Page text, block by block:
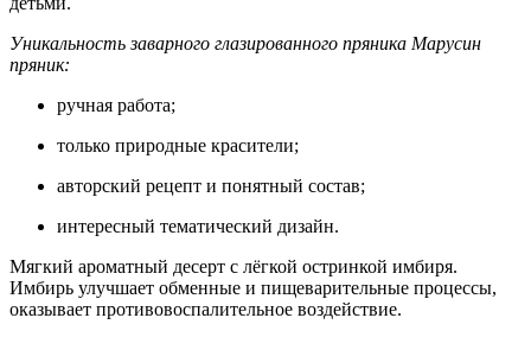
Уникальность заварного глазированного пряника Марусин
пряник:
ручная работа;
только природные красители;
авторский рецепт и понятный состав;
интересный тематический дизайн.
Мягкий ароматный десерт с лёгкой остринкой имбиря.
Имбирь улучшает обменные и пищеварительные процессы,
оказывает противовоспалительное воздействие.